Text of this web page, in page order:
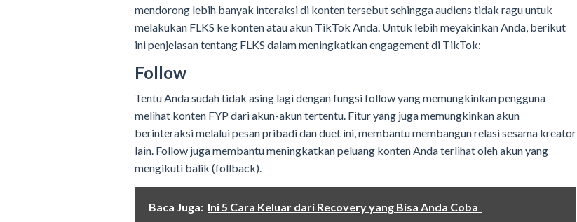
mendorong lebih banyak interaksi di konten tersebut sehingga audiens tidak ragu untuk
melakukan FLKS ke konten atau akun TikTok Anda. Untuk lebih meyakinkan Anda, berikut
ini penjelasan tentang FLKS dalam meningkatkan engagement di TikTok:
Follow
Tentu Anda sudah tidak asing lagi dengan fungsi follow yang memungkinkan pengguna
melihat konten FYP dari akun-akun tertentu. Fitur yang juga memungkinkan akun
berinteraksi melalui pesan pribadi dan duet ini, membantu membangun relasi sesama kreator
lain. Follow juga membantu meningkatkan peluang konten Anda terlihat oleh akun yang
mengikuti balik (follback).
Baca Juga: Ini 5 Cara Keluar dari Recovery yang Bisa Anda Coba